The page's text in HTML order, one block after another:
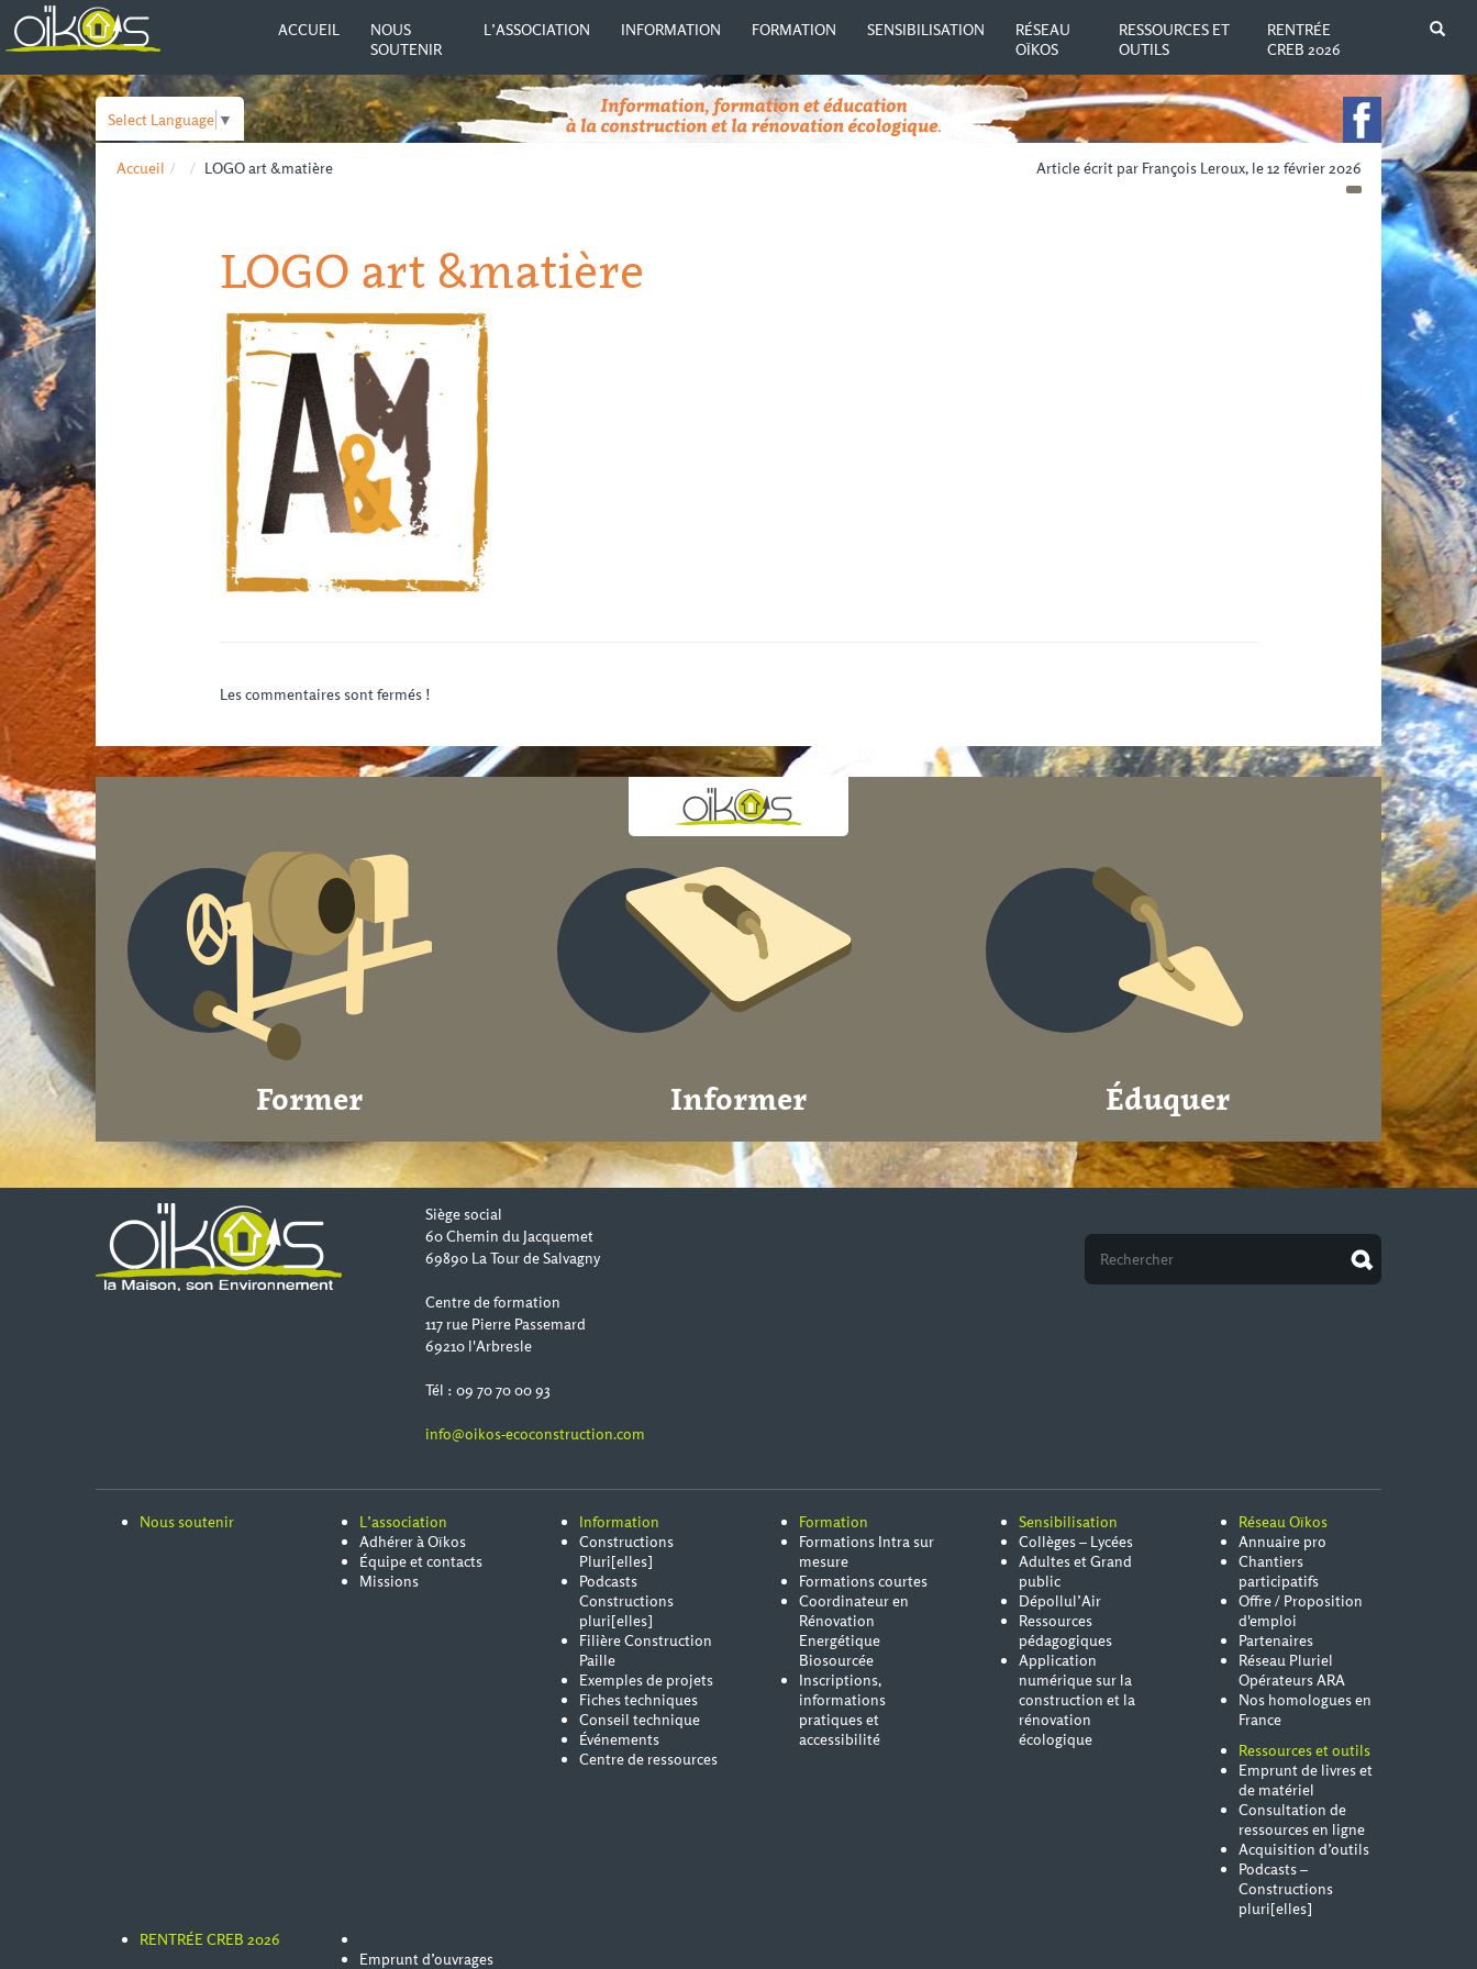
ACCUEIL
NOUS
SOUTENIR
L’ASSOCIATION INFORMATION FORMATION SENSIBILISATION
RÉSEAU
OÏKOS
RESSOURCES ET
OUTILS
RENTRÉE
CREB 2026
Select Language ▼
Accueil LOGO art &matière Article écrit par François Leroux, le 12 février 2026
LOGO art &matière
Les commentaires sont fermés !
Former Informer Éduquer
Siège social
60 Chemin du Jacquemet
69890 La Tour de Salvagny
Centre de formation
117 rue Pierre Passemard
69210 l'Arbresle
Tél : 09 70 70 00 93
info@oikos-ecoconstruction.com
Nous soutenir
L’association
Adhérer à Oïkos
Équipe et contacts
Missions
Information
Constructions
Pluri[elles]
Podcasts
Constructions
pluri[elles]
Filière Construction
Paille
Exemples de projets
Fiches techniques
Conseil technique
Événements
Centre de ressources
Formation
Formations Intra sur
mesure
Formations courtes
Coordinateur en
Rénovation
Energétique
Biosourcée
Inscriptions,
informations
pratiques et
accessibilité
Sensibilisation
Collèges – Lycées
Adultes et Grand
public
Dépollul’Air
Ressources
pédagogiques
Application
numérique sur la
construction et la
rénovation
écologique
Réseau Oïkos
Annuaire pro
Chantiers
participatifs
Offre / Proposition
d'emploi
Partenaires
Réseau Pluriel
Opérateurs ARA
Nos homologues en
France
Ressources et outils
Emprunt de livres et
de matériel
Consultation de
ressources en ligne
Acquisition d’outils
Podcasts –
Constructions
pluri[elles]
RENTRÉE CREB 2026
Emprunt d’ouvrages